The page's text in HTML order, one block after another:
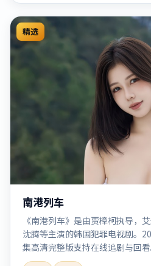
精选
南港列车
《南港列车》是由贾樟柯执导，
沈腾等主演的韩国犯罪电视剧。
集高清完整版支持在线追剧与回
与人性灰色地带，张力十足，兼